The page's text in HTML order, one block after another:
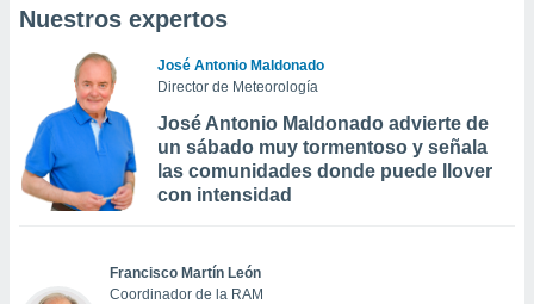
Nuestros expertos
José Antonio Maldonado
Director de Meteorología
José Antonio Maldonado advierte de
un sábado muy tormentoso y señala
las comunidades donde puede llover
con intensidad
Francisco Martín León
Coordinador de la RAM